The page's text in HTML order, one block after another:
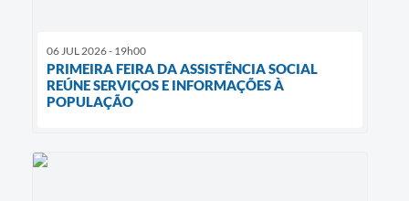
06 JUL 2026 - 19h00
PRIMEIRA FEIRA DA ASSISTÊNCIA SOCIAL
REÚNE SERVIÇOS E INFORMAÇÕES À
POPULAÇÃO